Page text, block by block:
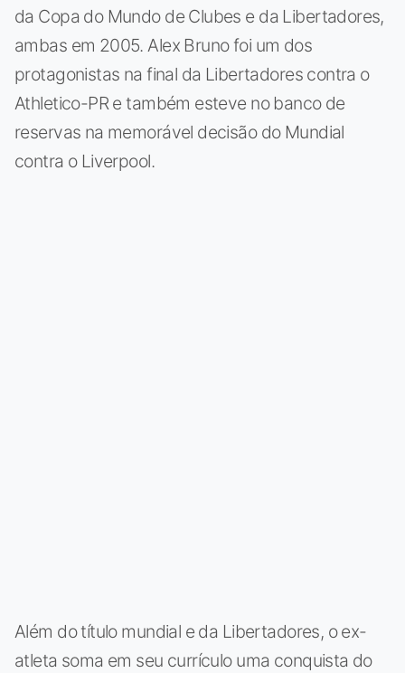
da Copa do Mundo de Clubes e da Libertadores,
ambas em 2005. Alex Bruno foi um dos
protagonistas na final da Libertadores contra o
Athletico-PR e também esteve no banco de
reservas na memorável decisão do Mundial
contra o Liverpool.
Além do título mundial e da Libertadores, o ex-
atleta soma em seu currículo uma conquista do